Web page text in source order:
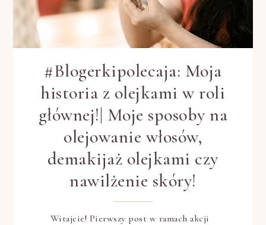
#Blogerkipolecaja: Moja
historia z olejkami w roli
głównej!| Moje sposoby na
olejowanie włosów,
demakijaż olejkami czy
nawilżenie skóry!
Witajcie! Pierwszy post w ramach akcji